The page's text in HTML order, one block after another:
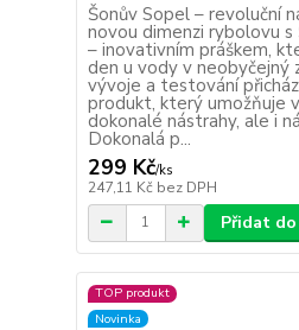
Šonův Sopel – revoluční
novou dimenzi rybolovu
– inovativním práškem,
den u vody v neobyčejný
vývoje a testování
produkt, který umožňuje
dokonalé nástrahy, ale i
Dokonalá p...
299 Kč/ks
247,11 Kč bez DPH
Přidat
TOP produkt
Novinka